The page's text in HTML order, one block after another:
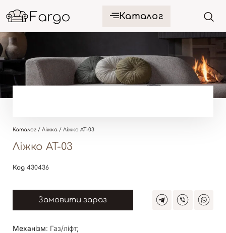
Каталог
Каталог / Ліжка / Ліжко AT-03
Ліжко AT-03
Код 430436
Замовити зараз
Механізм: Газ/ліфт;